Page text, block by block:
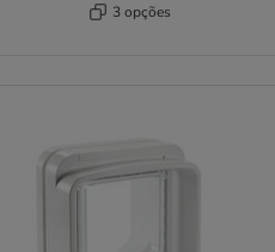
3 opções